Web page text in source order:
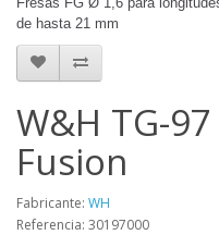
de hasta 21 mm
W&H TG-
Fusion
Fabricante: WH
Referencia: 30197000